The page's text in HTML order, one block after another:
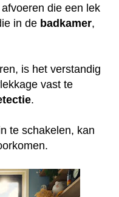
die een lek
in de badkamer,
is het verstandig
vast te
.
te schakelen, kan